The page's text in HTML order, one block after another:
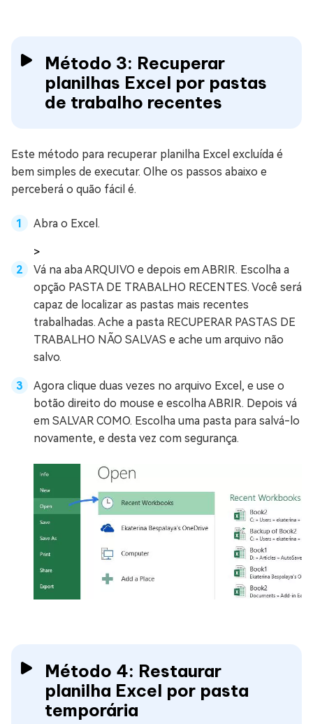
Método 3: Recuperar
planilhas Excel por pastas
de trabalho recentes
Este método para recuperar planilha Excel excluída é
bem simples de executar. Olhe os passos abaixo e
perceberá o quão fácil é.
Abra o Excel.
>
Vá na aba ARQUIVO e depois em ABRIR. Escolha a
opção PASTA DE TRABALHO RECENTES. Você será
capaz de localizar as pastas mais recentes
trabalhadas. Ache a pasta RECUPERAR PASTAS DE
TRABALHO NÃO SALVAS e ache um arquivo não
salvo.
Agora clique duas vezes no arquivo Excel, e use o
botão direito do mouse e escolha ABRIR. Depois vá
em SALVAR COMO. Escolha uma pasta para salvá-lo
novamente, e desta vez com segurança.
Método 4: Restaurar
planilha Excel por pasta
temporária